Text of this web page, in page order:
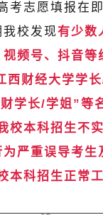
考志愿填报在即
我校发现有少数
频号、抖音等
西财经大学学
学长/学姐”等
校本科招生不
为严重误导考生
本科招生正常